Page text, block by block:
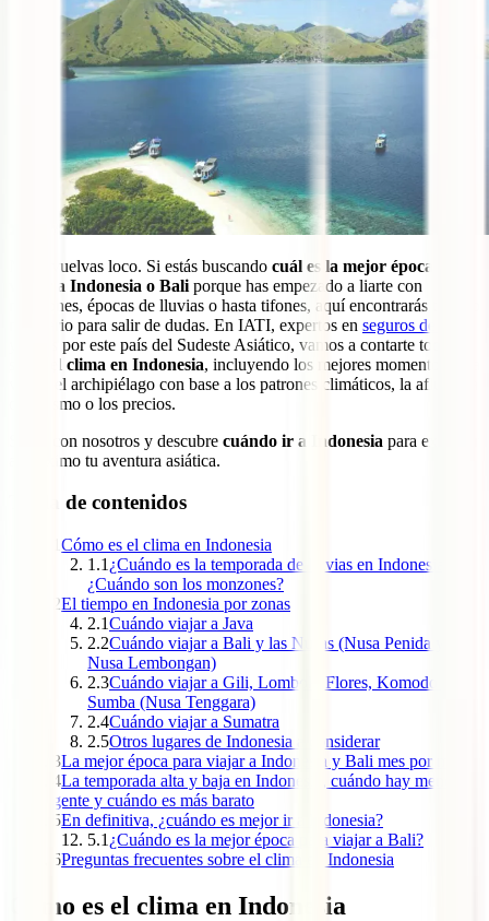
No te vuelvas loco. Si estás buscando cuál es la mejor época para
viajar a Indonesia o Bali porque has empezado a liarte con
monzones, épocas de lluvias o hasta tifones, aquí encontrarás todo lo
necesario para salir de dudas. En IATI, expertos en seguros de viaje
y locos por este país del Sudeste Asiático, vamos a contarte todo
sobre el clima en Indonesia, incluyendo los mejores momentos para
visitar el archipiélago con base a los patrones climáticos, la afluencia
de turismo o los precios.
Sigue con nosotros y descubre cuándo ir a Indonesia para exprimir
al máximo tu aventura asiática.
Tabla de contenidos
Cómo es el clima en Indonesia
1.1 ¿Cuándo es la temporada de lluvias en Indonesia?
¿Cuándo son los monzones?
2El tiempo en Indonesia por zonas
2.1Cuándo viajar a Java
2.2Cuándo viajar a Bali y las Nusas (Nusa Penida y
Nusa Lembongan)
2.3Cuándo viajar a Gili, Lombok, Flores, Komodo y
Sumba (Nusa Tenggara)
2.4Cuándo viajar a Sumatra
2.5Otros lugares de Indonesia a considerar
3La mejor época para viajar a Indonesia y Bali mes por mes
4La temporada alta y baja en Indonesia, cuándo hay menos
gente y cuándo es más barato
5En definitiva, ¿cuándo es mejor ir a Indonesia?
5.1 ¿Cuándo es la mejor época para viajar a Bali?
6Preguntas frecuentes sobre el clima en Indonesia
Cómo es el clima en Indonesia